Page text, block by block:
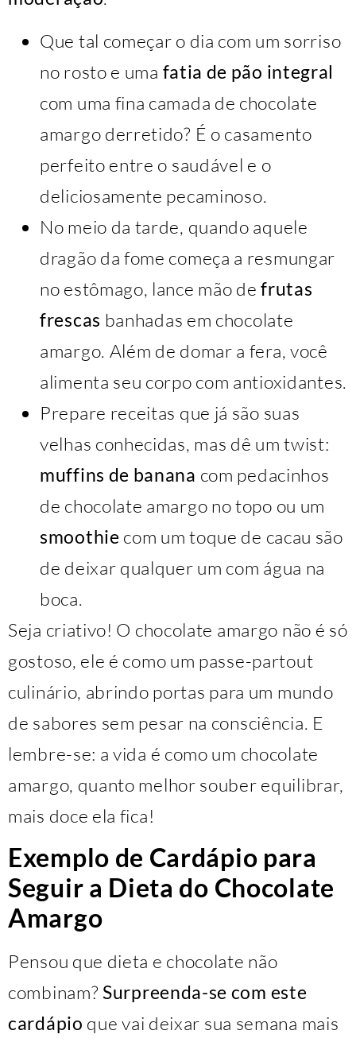
Que tal começar o dia com um sorriso
no rosto e uma fatia de pão integral
com uma fina camada de chocolate
amargo derretido? É o casamento
perfeito entre o saudável e o
deliciosamente pecaminoso.
No meio da tarde, quando aquele
dragão da fome começa a resmungar
no estômago, lance mão defrutas
frescas banhadas em chocolate
amargo. Além de domar a fera, você
alimenta seu corpo com antioxidantes.
Prepare receitas que já são suas
velhas conhecidas, mas dê um twist:
muffins de banana com pedacinhos
de chocolate amargo no topo ou um
smoothie com um toque de cacau são
de deixar qualquer um com água na
boca.
Seja criativo! O chocolate amargo não é só
gostoso, ele é como um passe-partout
culinário, abrindo portas para um mundo
de sabores sem pesar na consciência. E
lembre-se: a vida é como um chocolate
amargo, quanto melhor souber equilibrar,
mais doce ela fica!
Exemplo de Cardápio para
Seguir a Dieta do Chocolate
Amargo
Pensou que dieta e chocolate não
combinam? Surpreenda-se com este
cardápio que vai deixar sua semana mais